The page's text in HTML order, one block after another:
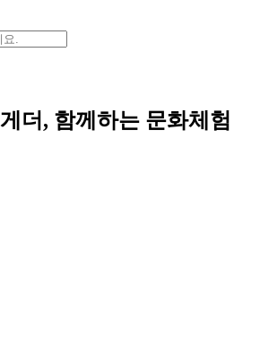
더, 함께하는 문화체험